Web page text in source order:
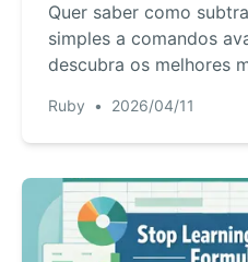
Quer saber como
simples a comandos
descubra os melhores
Ruby • 2026/04/11